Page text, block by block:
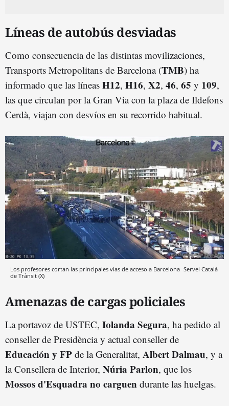
Líneas de autobús desviadas
Como consecuencia de las distintas movilizaciones,
Transports Metropolitans de Barcelona (TMB) ha
informado que las líneas H12, H16, X2, 46, 65 y 109,
las que circulan por la Gran Via con la plaza de Ildefons
Cerdà, viajan con desvíos en su recorrido habitual.
Los profesores cortan las principales vías de acceso a Barcelona Servei Català
de Trànsit (X)
Amenazas de cargas policiales
La portavoz de USTEC, Iolanda Segura, ha pedido al
conseller de Presidència y actual conseller de
Educación y FP de la Generalitat, Albert Dalmau, y a
la Consellera de Interior, Núria Parlon, que los
Mossos d'Esquadra no carguen durante las huelgas.